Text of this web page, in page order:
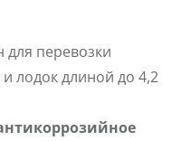
перевозки
лодок длиной до 4,2